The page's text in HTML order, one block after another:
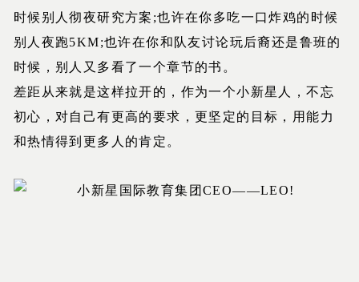
时候别人彻夜研究方案;也许在你多吃一口炸鸡的时候
别人夜跑5KM;也许在你和队友讨论玩后裔还是鲁班的
时候，别人又多看了一个章节的书。
差距从来就是这样拉开的，作为一个小新星人，不忘
初心，对自己有更高的要求，更坚定的目标，用能力
和热情得到更多人的肯定。